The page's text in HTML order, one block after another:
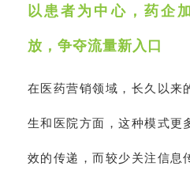
以患者为中心，药企
放，争夺流量新入口
在医药营销领域，长久以来
生和医院方面，这种模式更
效的传递，而较少关注信息